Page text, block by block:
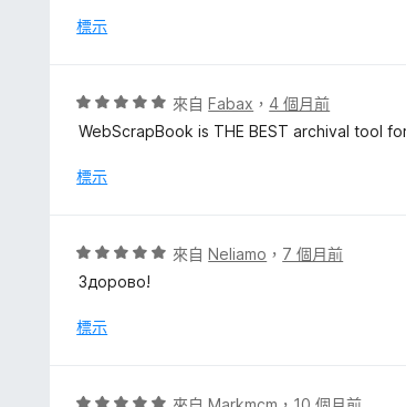
分
分
5
分
標示
評
價
分
分
5
分
來自Fabax ，4 個月前
WebScrapBook is THE BEST archival tool
標示
評
價
分
分
來自Neliamo ， 7 個月前
Здорово!
標示
評